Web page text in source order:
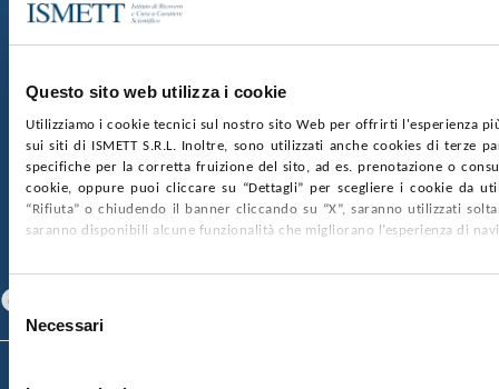
Questo sito web utilizza i cookie
Utilizziamo i cookie tecnici sul nostro sito Web per offrirti l'esperienza
sui siti di ISMETT S.R.L. Inoltre, sono utilizzati anche cookies di terze
specifiche per la corretta fruizione del sito, ad es. prenotazione o
cookie, oppure puoi cliccare su “Dettagli” per scegliere i cookie da
“Rifiuta” o chiudendo il banner cliccando su “X”, saranno utilizzati
saranno disponibili alcune funzionalità che migliorano l’esperienza di
Selezione
delNecessari
Via Discesa dei Giudici 4 90133 Palermo
nr. REA PA-201818 P.I. 04544550827
SOCIETÀ TRASPARENTE WHISTLEBLOWING
GARE E CONTRATTIPRIVACYCOOKIE POLICY
SOSTIENICIMAPPA DEL SITOACCESSIBILITÀ
CONTATTI